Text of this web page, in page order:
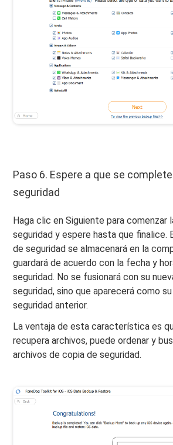
Paso 6. Espere a que se
seguridad
Haga clic en Siguiente para comenzar
seguridad y espere hasta que finalice.
de seguridad se almacenará en la
guardará de acuerdo con la fecha y
seguridad. No se fusionará con su
seguridad, sino que aparecerá como
seguridad anterior.
La ventaja de esta característica es
recupera archivos, puede ordenar y
archivos de copia de seguridad.